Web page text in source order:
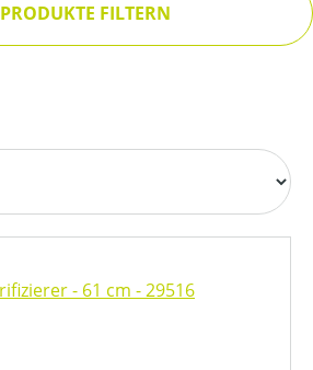
PRODUKTE FILTERN